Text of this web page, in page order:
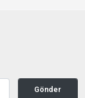
Gönder